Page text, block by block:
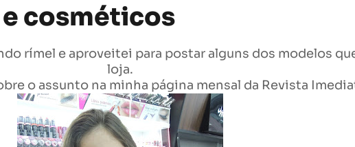
cosméticos
rímel e aproveitei para postar alguns dos modelos
loja.
o assunto na minha página mensal da Revista